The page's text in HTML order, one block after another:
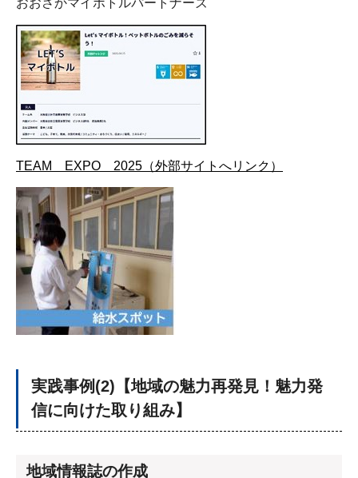
おおさかマイボトルパートナーズ
TEAM EXPO 2025（外部サイトへリンク）
実践事例(2)【地域の魅力再発見！魅力発
信に向けた取り組み】
地域情報誌の作成